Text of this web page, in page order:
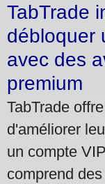
TabTrade
débloquer
avec des
premium
TabTrade
d'améliorer
un compte
comprend